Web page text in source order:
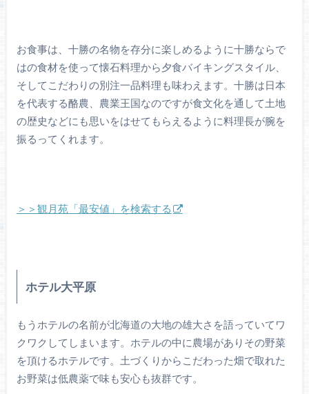
お食事は、十勝の名物を存分に楽しめるように十勝ならで
はの食材を使って懐石料理から夕食バイキングスタイル、
そしてこだわりの別注一品料理も味わえます。十勝は日本
を代表する酪農、農業王国なのですが食文化を通して土地
の歴史などにも思いをはせてもらえるように料理長が腕を
振るってくれます。
＞＞観月苑「最安値」を検索する
ホテル大平原
もうホテルの名前が北海道の大地の雄大さを語っていてワ
クワクしてしまいます。ホテルの中に農場がありその野菜
を頂けるホテルです。土づくりからこだわった畑で取れた
お野菜は低農薬で味も安心も抜群です。